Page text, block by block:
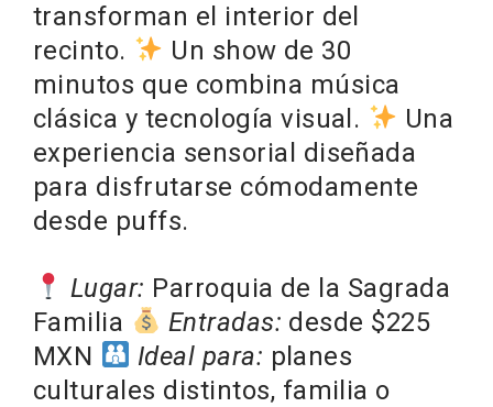
transforman el interior del
recinto.
Un show de 30
minutos que combina música
clásica y tecnología visual.
Una
experiencia sensorial diseñada
para disfrutarse cómodamente
desde puffs.
Lugar: Parroquia de la Sagrada
Familia
Entradas: desde $225
MXN
Ideal para: planes
culturales distintos, familia o